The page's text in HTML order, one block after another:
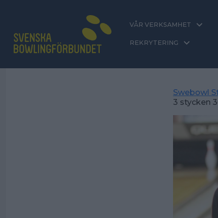
VÅR VERKSAMHET
REKRYTERING
Swebowl
3 stycken